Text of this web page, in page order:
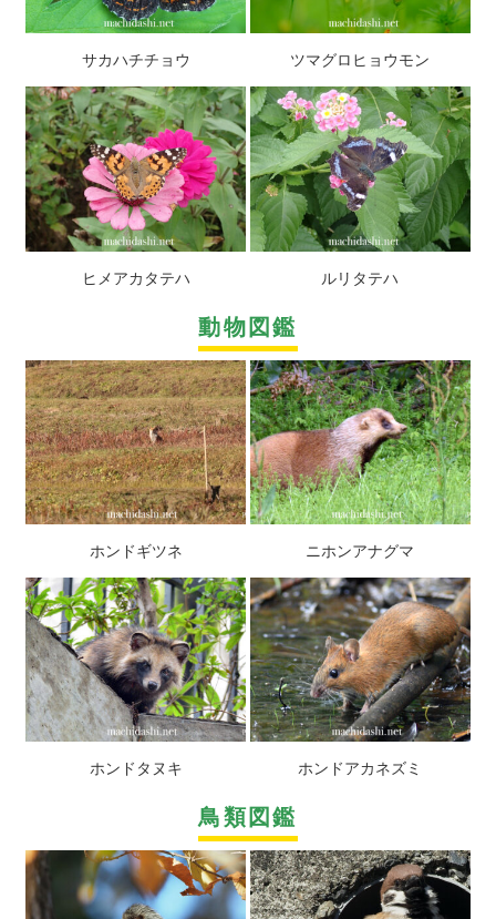
サカハチチョウ ツマグロヒョウモン
ヒメアカタテハ ルリタテハ
動物図鑑
ホンドギツネ ニホンアナグマ
ホンドタヌキ ホンドアカネズミ
鳥類図鑑